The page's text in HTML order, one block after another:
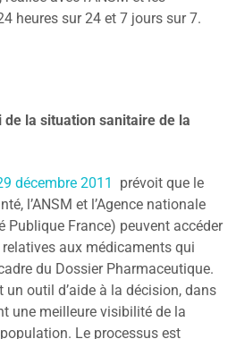
heures sur 24 et 7 jours sur 7.
la situation sanitaire de la
décembre 2011
prévoit que le
l’ANSM et l’Agence nationale
Publique France) peuvent accéder
aux médicaments qui
du Dossier Pharmaceutique.
un outil d’aide à la décision, dans
une meilleure visibilité de la
Le processus est